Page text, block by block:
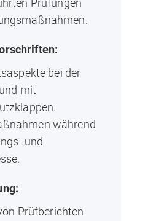
Prüfungen
bei der
mit
während
und
Prüfberichten